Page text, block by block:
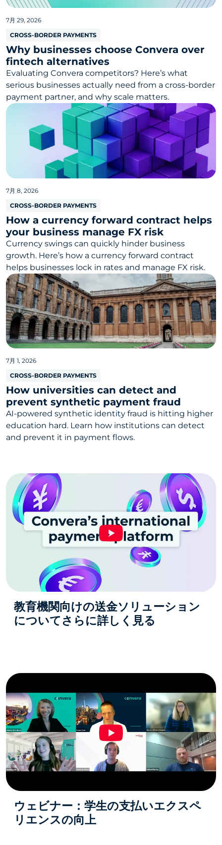
7月 29, 2026
CROSS-BORDER PAYMENTS
Why businesses choose Convera over
fintech alternatives
Evaluating Convera competitors? Here’s what
serious businesses actually need from a cross-border
payment partner, and why scale matters.
7月 8, 2026
CROSS-BORDER PAYMENTS
How a currency forward contract helps
your business manage FX risk
Currency swings can quickly hinder business
growth. Here’s how a currency forward contract
helps businesses lock in rates and manage FX risk.
7月 1, 2026
CROSS-BORDER PAYMENTS
How universities can detect and
prevent synthetic payment fraud
AI-powered synthetic identity fraud is hitting higher
education hard. Learn how institutions can detect
and prevent it in payment flows.
教育機関向けの送金ソリューション
についてさらに詳しく見る
ウェビナー：学生の支払いエクスペ
リエンスの向上